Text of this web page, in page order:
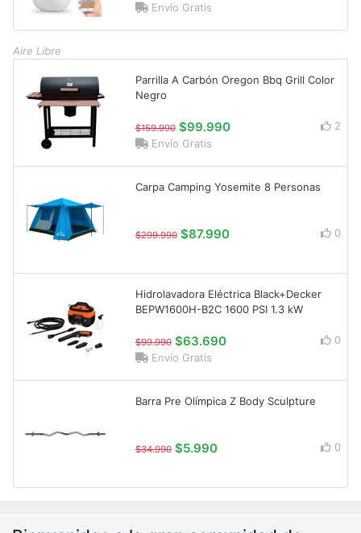
Envío Gratis
Aire Libre
Parrilla A Carbón Oregon Bbq Grill Color
Negro
$159.990 $99.990
2
Envío Gratis
Carpa Camping Yosemite 8 Personas
$299.990 $87.990 0
Hidrolavadora Eléctrica Black+Decker
BEPW1600H-B2C 1600 PSI 1.3 kW
$99.990 $63.690
0
Envío Gratis
Barra Pre Olímpica Z Body Sculpture
$34.990 $5.990 0